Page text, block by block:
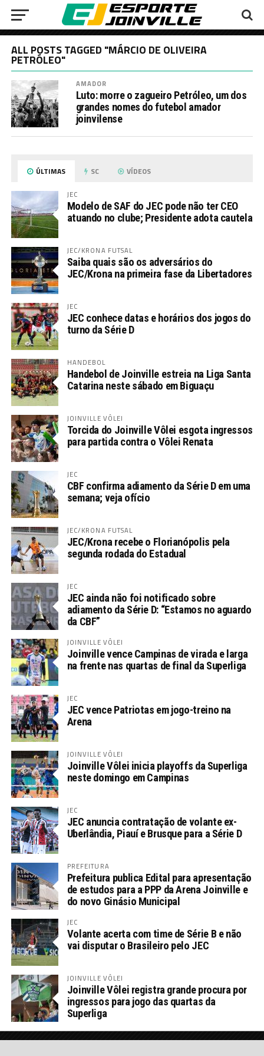
ALL POSTS TAGGED "MÁRCIO DE OLIVEIRA
PETRÓLEO"
AMADOR
Luto: morre o zagueiro Petróleo, um dos
grandes nomes do futebol amador
joinvilense
ÚLTIMAS SC VÍDEOS
JEC
Modelo de SAF do JEC pode não ter CEO
atuando no clube; Presidente adota cautela
JEC/KRONA FUTSAL
Saiba quais são os adversários do
JEC/Krona na primeira fase da Libertadores
JEC
JEC conhece datas e horários dos jogos do
turno da Série D
HANDEBOL
Handebol de Joinville estreia na Liga Santa
Catarina neste sábado em Biguaçu
JOINVILLE VÔLEI
Torcida do Joinville Vôlei esgota ingressos
para partida contra o Vôlei Renata
JEC
CBF confirma adiamento da Série D em uma
semana; veja ofício
JEC/KRONA FUTSAL
JEC/Krona recebe o Florianópolis pela
segunda rodada do Estadual
JEC
JEC ainda não foi notificado sobre
adiamento da Série D: “Estamos no aguardo
da CBF”
JOINVILLE VÔLEI
Joinville vence Campinas de virada e larga
na frente nas quartas de final da Superliga
JEC
JEC vence Patriotas em jogo-treino na
Arena
JOINVILLE VÔLEI
Joinville Vôlei inicia playoffs da Superliga
neste domingo em Campinas
JEC
JEC anuncia contratação de volante ex-
Uberlândia, Piauí e Brusque para a Série D
PREFEITURA
Prefeitura publica Edital para apresentação
de estudos para a PPP da Arena Joinville e
do novo Ginásio Municipal
JEC
Volante acerta com time de Série B e não
vai disputar o Brasileiro pelo JEC
JOINVILLE VÔLEI
Joinville Vôlei registra grande procura por
ingressos para jogo das quartas da
Superliga